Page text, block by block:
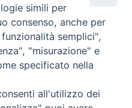
i diritti riservati - Vita
simili per
consenso, anche per
semplici",
"misurazione" e
specificato nella
all'utilizzo dei